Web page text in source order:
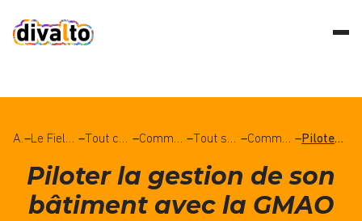
Accueil
– Le Field Service Management (FSM), qu’est-ce que c’est ? – Tout comprendre à la gestion de la maintenance – Comment réussir son projet de GMAO ? – Tout savoir sur le logiciel de GMAO – Comment choisir son logiciel de gestion de maintenance assistée par ordinateur ? – Piloter la gestion de son bâtiment avec la GMAO
Piloter la gestion de son
bâtiment avec la GMAO